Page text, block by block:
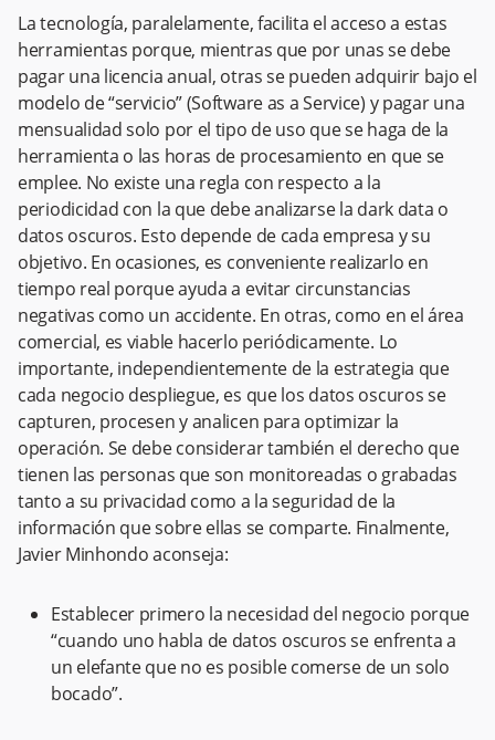
La tecnología, paralelamente, facilita el acceso a estas
herramientas porque, mientras que por unas se debe
pagar una licencia anual, otras se pueden adquirir bajo el
modelo de “servicio” (Software as a Service) y pagar una
mensualidad solo por el tipo de uso que se haga de la
herramienta o las horas de procesamiento en que se
emplee. No existe una regla con respecto a la
periodicidad con la que debe analizarse la dark data o
datos oscuros. Esto depende de cada empresa y su
objetivo. En ocasiones, es conveniente realizarlo en
tiempo real porque ayuda a evitar circunstancias
negativas como un accidente. En otras, como en el área
comercial, es viable hacerlo periódicamente. Lo
importante, independientemente de la estrategia que
cada negocio despliegue, es que los datos oscuros se
capturen, procesen y analicen para optimizar la
operación. Se debe considerar también el derecho que
tienen las personas que son monitoreadas o grabadas
tanto a su privacidad como a la seguridad de la
información que sobre ellas se comparte. Finalmente,
Javier Minhondo aconseja:
Establecer primero la necesidad del negocio porque
“cuando uno habla de datos oscuros se enfrenta a
un elefante que no es posible comerse de un solo
bocado”.